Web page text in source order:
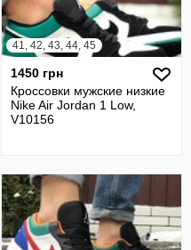
41, 42, 43, 44, 45
1450 грн
Кроссовки мужские низкие
Nike Air Jordan 1 Low,
V10156